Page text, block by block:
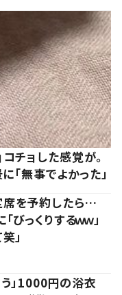
チョした感覚が。
「無事でよかった」
を予約したら…
っくりするｗｗ」
」
う」1000円の浴衣